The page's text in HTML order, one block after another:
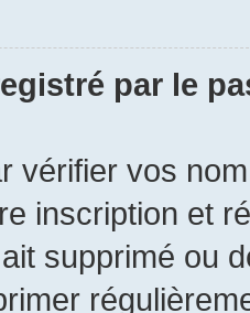
par le
vérifier vos
inscription et
ait supprimé ou